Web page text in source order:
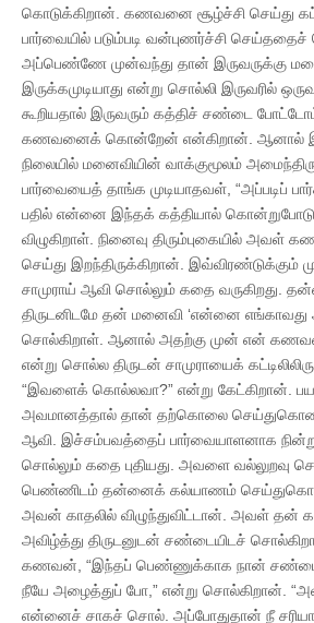
கொடுக்கிறான். கணவனை சூழ்ச்சி செய்து
பார்வையில் படும்படி வன்புணர்ச்சி
அப்பெண்ணே முன்வந்து தான் இருவருக்கு
இருக்கமுடியாது என்று சொல்லி இருவரில்
கூறியதால் இருவரும் கத்திச் சண்டை
கணவனைக் கொன்றேன் என்கிறான். ஆனால்
நிலையில் மனைவியின் வாக்குமூலம்
பார்வையைத் தாங்க முடியாதவள், “அப்படிப்
பதில் என்னை இந்தக் கத்தியால்
விழுகிறாள். நினைவு திரும்புகையில்
செய்து இறந்திருக்கிறான். இவ்விரண்டுக்கும்
சாமுராய் ஆவி சொல்லும் கதை வருகிறது.
திருடனிடமே தன் மனைவி ‘என்னை எங்காவது
சொல்கிறாள். ஆனால் அதற்கு முன் என்
என்று சொல்ல திருடன் சாமுராயைக்
“இவளைக் கொல்லவா?” என்று கேட்கிறான்.
அவமானத்தால் தான் தற்கொலை
ஆவி. இச்சம்பவத்தைப் பார்வையாளனாக நின்று
சொல்லும் கதை புதியது. அவளை வல்லுறவு
பெண்ணிடம் தன்னைக் கல்யாணம்
அவன் காதலில் விழுந்துவிட்டான். அவள்
அவிழ்த்து திருடனுடன் சண்டையிடச்
கணவன், “இந்தப் பெண்ணுக்காக நான் சண்டை
நீயே அழைத்துப் போ,” என்று சொல்கிறான்.
என்னைச் சாகச் சொல். அப்போதுதான் நீ